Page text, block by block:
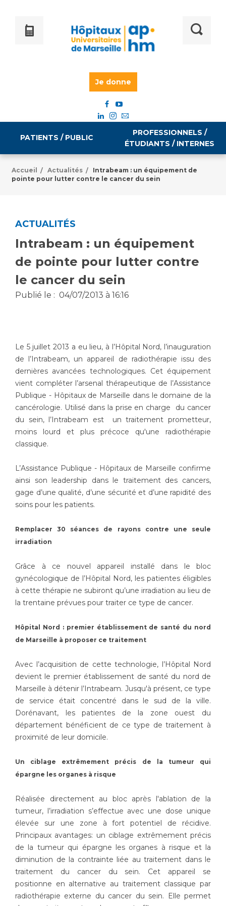
Je donne
PATIENTS / PUBLIC
Informations pratiques
Tarifs
Vous accompagnez, vous rendez visite à un patient
Vous allez être hospitalisé(e)
Vous avez un examen d'imagerie ou de radiologie
à réaliser
Vous avez une analyse à réaliser
Vivre ensemble à l'hôpital
Culture à l'hôpital
Laïcité et cultes
Les associations
Livret d'accueil
Transports sanitaires
Vos droits, vos devoirs
Handicap
Pôle Médecine Physique et Réadaptation
Accueil sourds et malentendants
Charte Romain Jacob
Mouvement Parcours Handicap 13
Activité physique
Cancer
Médecine nucléaire
Maladies rares
Maternité Hôpital Nord
Vos représentants
La Commission Des Usagers (CDU)
Les Comités Locaux des Usagers
PROFESSIONNELS /
ÉTUDIANTS / INTERNES
Égalité professionnelle
Emploi / formation
Emplois paramédicaux
Emplois administratifs
Emplois médicaux
Espace Formation
Emplois socio-éducatifs
Statuts
Chercheurs
La recherche clinique à l'AP-HM
Écoles et Instituts de Formation
Plateforme des internes
Professionnels de santé
Adresser un patient
Adresser un examen au Laboratoire de Biologie
Médicale
Cancérologie
Les pôles d'activité médicale
Anatomie et Cytologie Pathologiques
Adresser un examen au Laboratoire d'Infectiologie
Centres de référence Maladies Rares
Plateforme d'Expertise Maladies Rares
Presse / Multimédia
Communiqués de presse
Dossiers de presse
Fournisseurs
Rôles et missions
Accueil / Actualités /
Intrabeam : un équipement de
pointe pour lutter contre le cancer du sein
ACTUALITÉS
Intrabeam : un équipement
de pointe pour lutter contre
le cancer du sein
Publié le : 04/07/2013 à 16:16
Le 5 juillet 2013 a eu lieu, à l’Hôpital Nord, l’inauguration
de l’Intrabeam, un appareil de radiothérapie issu des
dernières avancées technologiques. Cet équipement
vient compléter l’arsenal thérapeutique de l’Assistance
Publique - Hôpitaux de Marseille dans le domaine de la
cancérologie. Utilisé dans la prise en charge du cancer
du sein, l’Intrabeam est un traitement prometteur,
moins lourd et plus précoce qu'une radiothérapie
classique.
L’Assistance Publique - Hôpitaux de Marseille confirme
ainsi son leadership dans le traitement des cancers,
gage d’une qualité, d’une sécurité et d’une rapidité des
soins pour les patients.
Remplacer 30 séances de rayons contre une seule
irradiation
Grâce à ce nouvel appareil installé dans le bloc
gynécologique de l’Hôpital Nord, les patientes éligibles
à cette thérapie ne subiront qu’une irradiation au lieu de
la trentaine prévues pour traiter ce type de cancer.
Hôpital Nord : premier établissement de santé du nord
de Marseille à proposer ce traitement
Avec l’acquisition de cette technologie, l’Hôpital Nord
devient le premier établissement de santé du nord de
Marseille à détenir l’Intrabeam. Jusqu'à présent, ce type
de service était concentré dans le sud de la ville.
Dorénavant, les patientes de la zone ouest du
département bénéficient de ce type de traitement à
proximité de leur domicile.
Un ciblage extrêmement précis de la tumeur qui
épargne les organes à risque
Réalisée directement au bloc après l'ablation de la
tumeur, l’irradiation s’effectue avec une dose unique
élevée sur une zone à fort potentiel de récidive.
Principaux avantages: un ciblage extrêmement précis
de la tumeur qui épargne les organes à risque et la
diminution de la contrainte liée au traitement dans le
traitement du cancer du sein. Cet appareil se
positionne en alternative au traitement classique par
radiothérapie externe du cancer du sein. Elle permet